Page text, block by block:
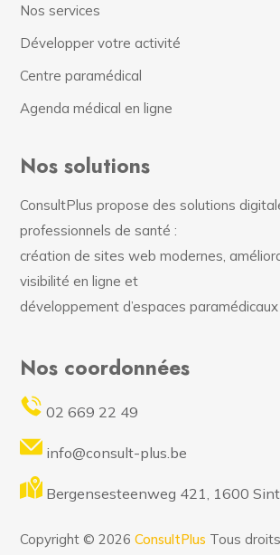
Nos services
Développer votre activité
Centre paramédical
Agenda médical en ligne
Nos solutions
ConsultPlus propose des solutions
professionnels de santé :
création de sites web modernes,
visibilité en ligne et
développement d’espaces
Nos coordonnées
02 669 22 49
info@consult-plus.be
Bergensesteenweg 421, 1600
Copyright © 2026ConsultPlus Tous